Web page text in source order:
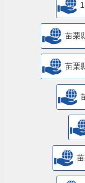
苗栗
苗栗